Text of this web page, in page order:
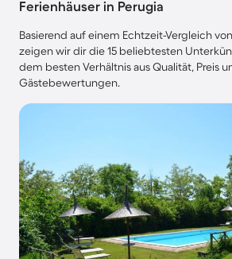
Ferienhäuser in Perugia
Basierend auf einem Echtzeit-Vergleich
zeigen wir dir die 15 beliebtesten
dem besten Verhältnis aus Qualität, Preis
Gästebewertungen.